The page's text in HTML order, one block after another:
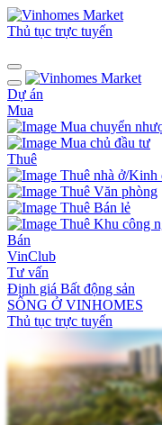
Thủ tục trực tuyến
Dự án
Mua
Mua chuyển
Mua chủ đầu tư
Thuê
Thuê nhà ở/Kinh
Thuê Văn phòng
Thuê Bán lẻ
Thuê Khu công
Bán
VinClub
Tư vấn
Định giá Bất động sản
SỐNG Ở VINHOMES
Thủ tục trực tuyến